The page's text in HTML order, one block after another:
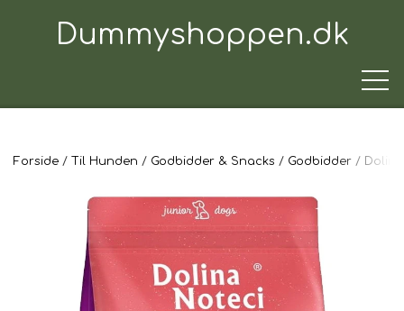
Dummyshoppen.dk
TRÆNINGSUDSTYR
TIL HUNDEN
Forside Til Hunden Godbidder & Snacks Godbidder